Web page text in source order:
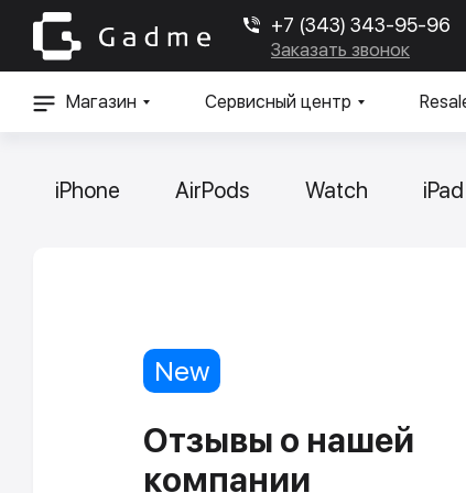
+7 (343) 343-95-96
Заказать звонок
Магазин Сервисный центр
iPhone AirPods Watch iPad
New
Отзывы о нашей
компании